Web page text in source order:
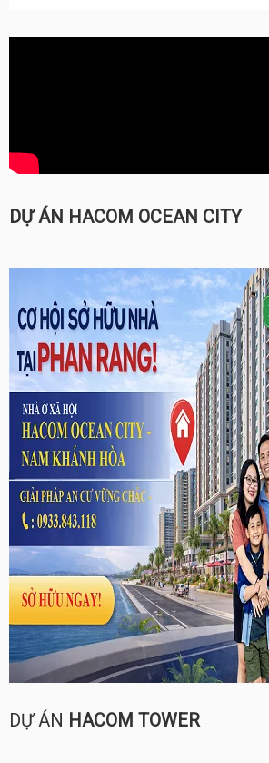
DỰ ÁN HACOM OCEAN CITY
DỰ ÁN HACOM TOWER